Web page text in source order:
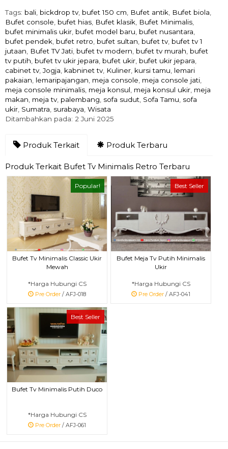
Tags: bali bickdrop tv, bufet 150 cm Bufet antik Bufet biola
Bufet console bufet hias Bufet klasik Bufet Minimalis
bufet minimalis ukir bufet model baru bufet nusantara
bufet pendek bufet retro bufet sultan bufet tv, bufet tv 1
jutaan
Bufet TV Jati bufet tv modern bufet tv murah bufet
tv putih bufet tv ukir jepara bufet ukir bufet ukir jepara
cabinet tv,Jogja kabninet tv, Kuliner kursi tamu lemari
pakaian lemaripajangan meja console meja console jati
meja console minimalis meja konsul meja konsul ukir meja
makan meja tv, palembang sofa sudut Sofa Tamu sofa
ukir Sumatra surabaya Wisata
Ditambahkan pada: 2 Juni 2025
Produk Terkait Produk Terbaru
Produk Terkait Bufet Tv Minimalis Retro Terbaru
Popular!
Bufet Tv Minimalis Classic Ukir
Mewah
*Harga Hubungi CS
Pre Order / AFJ-018
Best Seller
Bufet Meja Tv Putih Minimalis
Ukir
*Harga Hubungi CS
Pre Order / AFJ-041
Best Seller
Bufet Tv Minimalis Putih Duco
*Harga Hubungi CS
Pre Order / AFJ-061